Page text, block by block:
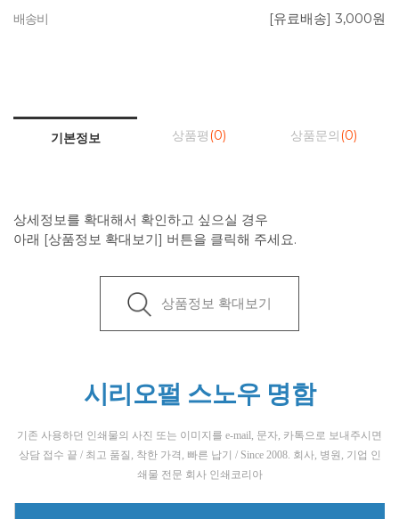
배송비 [유료배송] 3,000원
기본정보 상품평 (0) 상품문의 (0)
상세정보를 확대해서 확인하고 싶으실 경우
아래 [상품정보 확대보기] 버튼을 클릭해 주세요.
상품정보 확대보기
시리오펄 스노우 명함
기존 사용하던 인쇄물의 사진 또는 이미지를 e-mail, 문자, 카톡으로 보내주시면
상담 접수 끝 / 최고 품질, 착한 가격, 빠른 납기 / Since 2008. 회사, 병원, 기업 인
쇄물 전문 회사 인쇄코리아